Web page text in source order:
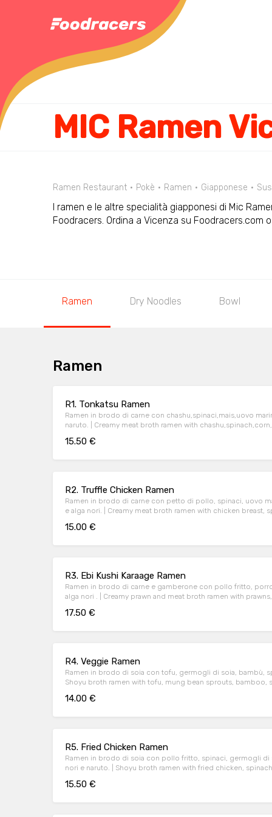
MIC Ramen
Ramen Restaurant Pokè Ramen Giapponese
I ramen e le altre specialità giapponesi di Mic
Foodracers. Ordina a Vicenza su Foodracers.com
Ramen Dry Noodles Bowl
Ramen
R1. Tonkatsu Ramen
Ramen in brodo di carne con chashu,spinaci,mais,uovo
naruto. | Creamy meat broth ramen with chashu,spinach,corn,marinated egg,sesame,leek,nori
15.50 €
R2. Truffle Chicken Ramen
Ramen in brodo di carne con petto di pollo, spinaci, uovo
e alga nori. | Creamy meat broth ramen with chicken breast, spinach, marinated egg, bamboo,
15.00 €
R3. Ebi Kushi Karaage Ramen
Ramen in brodo di carne e gamberone con pollo fritto,
alga nori . | Creamy prawn and meat broth ramen with prawns, fried chicken, leek, marinated
17.50 €
R4. Veggie Ramen
Ramen in brodo di soia con tofu, germogli di soia, bambù,
Shoyu broth ramen with tofu, mung bean sprouts, bamboo,
14.00 €
R5. Fried Chicken Ramen
Ramen in brodo di soia con pollo fritto, spinaci, germogli di
nori e naruto. | Shoyu broth ramen with fried chicken, spinach, mung bean sprouts, marinated
15.50 €